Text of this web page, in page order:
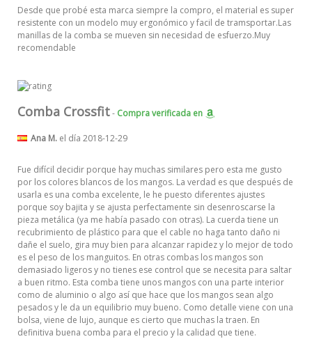
Desde que probé esta marca siempre la compro, el material es super
resistente con un modelo muy ergonómico y facil de tramsportar.Las
manillas de la comba se mueven sin necesidad de esfuerzo.Muy
recomendable
Comba Crossfit- Compra verificada en
Ana M. el día 2018-12-29
Fue difícil decidir porque hay muchas similares pero esta me gusto
por los colores blancos de los mangos. La verdad es que después de
usarla es una comba excelente, le he puesto diferentes ajustes
porque soy bajita y se ajusta perfectamente sin desenroscarse la
pieza metálica (ya me había pasado con otras). La cuerda tiene un
recubrimiento de plástico para que el cable no haga tanto daño ni
dañe el suelo, gira muy bien para alcanzar rapidez y lo mejor de todo
es el peso de los manguitos. En otras combas los mangos son
demasiado ligeros y no tienes ese control que se necesita para saltar
a buen ritmo. Esta comba tiene unos mangos con una parte interior
como de aluminio o algo así que hace que los mangos sean algo
pesados y le da un equilibrio muy bueno. Como detalle viene con una
bolsa, viene de lujo, aunque es cierto que muchas la traen. En
definitiva buena comba para el precio y la calidad que tiene.